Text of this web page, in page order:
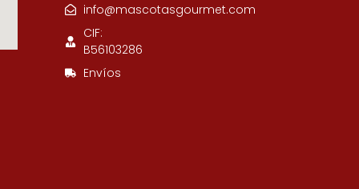
info@mascotasgourmet.com
CIF:
B56103286
Envíos